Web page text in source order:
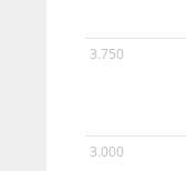
3.000
3.750